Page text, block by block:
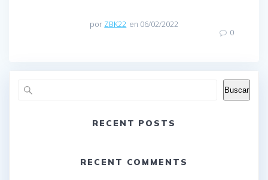
por ZBK22 en 06/02/2022
0
Buscar
RECENT POSTS
RECENT COMMENTS